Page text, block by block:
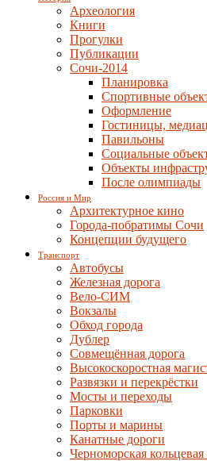
Археология
Книги
Прогулки
Публикации
Сочи-2014
Планировка
Спортивные
Оформление
Гостиницы,
Павильоны
Социальные
Объекты
После олимпиады
Россия и Мир
Архитектурное кино
Города-побратимы Сочи
Концепции будущего
Транспорт
Автобусы
Железная дорога
Вело-СИМ
Вокзалы
Обход города
Дублер
Совмещённая дорога
Высокоскоростная
Развязки и перекрёстки
Мосты и переходы
Парковки
Порты и марины
Канатные дороги
Черноморская кольцевая